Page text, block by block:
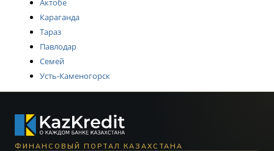
Актобе
Караганда
Тараз
Павлодар
Семей
Усть-Каменогорск
ФИНАНСОВЫЙ ПОРТАЛ КАЗАХСТАНА